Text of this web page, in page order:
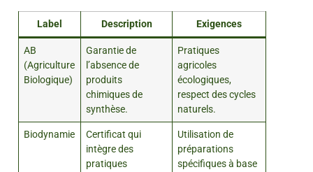
Label Description Exigences
AB
(Agriculture
Biologique)
Garantie de
l’absence de
produits
chimiques de
synthèse.
Pratiques
agricoles
écologiques,
respect des cycles
naturels.
Biodynamie
Certificat qui
intègre des
pratiques
Utilisation de
préparations
spécifiques à base